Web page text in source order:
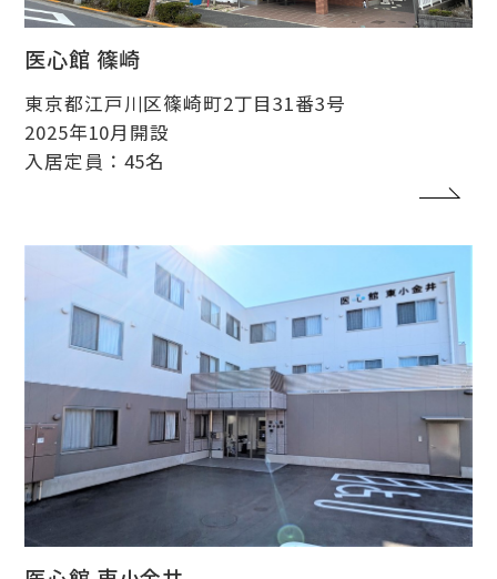
医心館 篠崎
東京都江戸川区篠崎町2丁目31番3号
2025年10月開設
入居定員：45名